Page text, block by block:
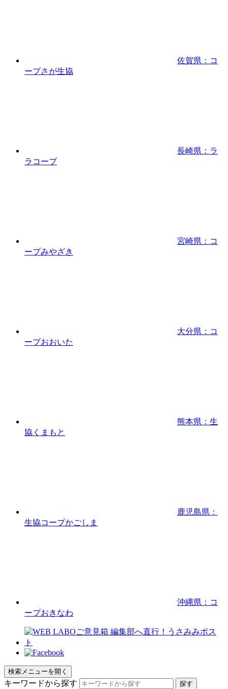
佐賀県：コ
ープさが生協
長崎県：ラ
ラコープ
宮崎県：コ
ープみやざき
大分県：コ
ープおおいた
熊本県：生
協くまもと
鹿児島県：
生協コープかごしま
沖縄県：コ
ープおきなわ
検索メニューを開く
キーワードから探す